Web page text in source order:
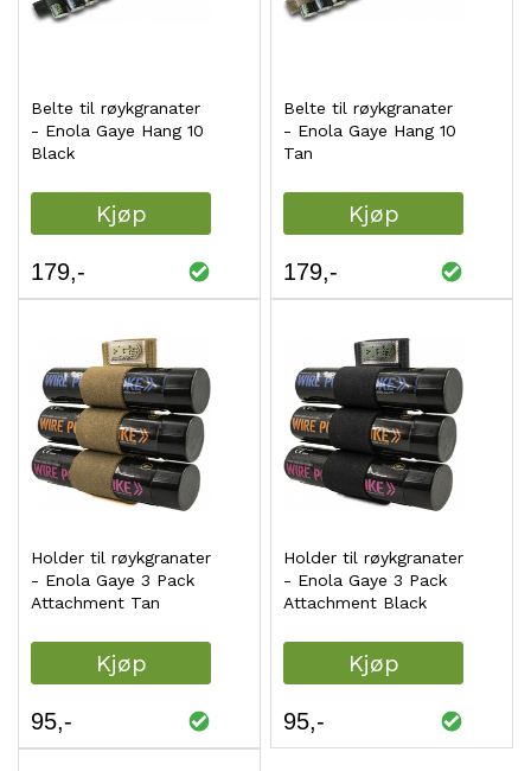
Belte til røykgranater
- Enola Gaye Hang 10
Black
Kjøp
179
Belte til røykgranater
- Enola Gaye Hang 10
Tan
Kjøp
179
Holder til røykgranater
- Enola Gaye 3 Pack
Attachment Tan
Kjøp
95
Holder til røykgranater
- Enola Gaye 3 Pack
Attachment Black
Kjøp
95